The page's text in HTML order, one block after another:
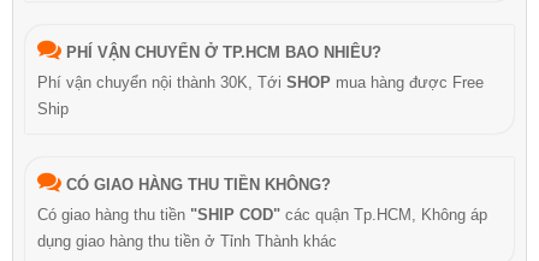
PHÍ VẬN CHUYỂN Ở TP.HCM BAO NHIÊU?
Phí vận chuyển nội thành 30K, Tới SHOP mua hàng được Free
Ship
CÓ GIAO HÀNG THU TIỀN KHÔNG?
Có giao hàng thu tiền "SHIP COD" các quận Tp.HCM, Không áp
dụng giao hàng thu tiền ở Tỉnh Thành khác